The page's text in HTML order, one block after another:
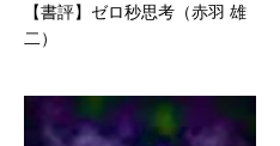
【書評】ゼロ秒思考（赤羽 雄
二）